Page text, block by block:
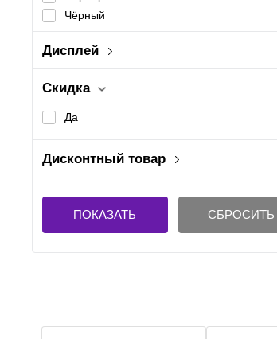
Чёрный
Дисплей
Скидка
Да
Дисконтный товар
ПОКАЗАТЬ СБРОСИТЬ